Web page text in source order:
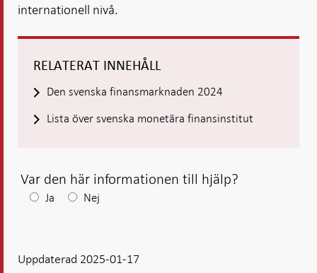
internationell nivå.
RELATERAT INNEHÅLL
Den svenska finansmarknaden 2024
Lista över svenska monetära finansinstitut
Var den här informationen till hjälp?
Efter
visas
Ja Nej
Uppdaterad 2025-01-17